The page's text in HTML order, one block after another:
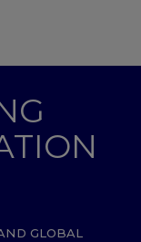
GLOBAL